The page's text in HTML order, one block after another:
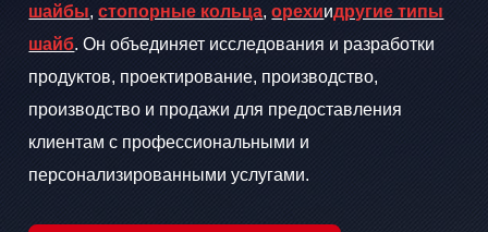
шайбы,стопорные кольца,орехиидругие типы
шайб. Он объединяет исследования и разработки
продуктов, проектирование, производство,
производство и продажи для предоставления
клиентам с профессиональными и
персонализированными услугами.